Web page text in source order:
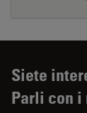
Siete
Parli con i